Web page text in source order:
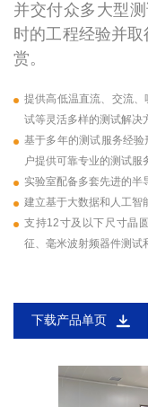
并交付众多大型
时的工程经验并
赏。
提供高低温直流、交流、
试等灵活多样的测试解决
基于多年的测试服务经
户提供可靠专业的测试服
实验室配备多套先进的半
建立基于大数据和人工智
支持12寸及以下尺寸晶
征、毫米波射频器件测试
下载产品单页